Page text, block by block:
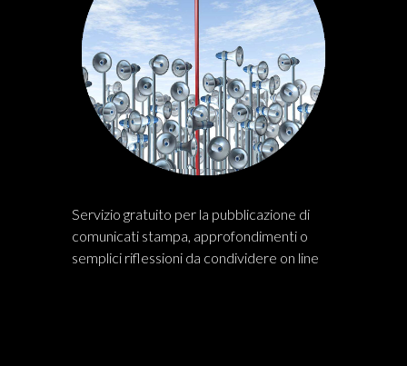
Servizio gratuito per la pubblicazione di
comunicati stampa, approfondimenti o
semplici riflessioni da condividere on line